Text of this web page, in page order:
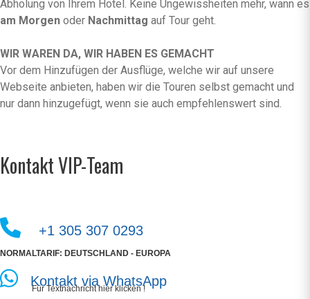
Abholung von Ihrem Hotel. Keine Ungewissheiten mehr, wann es
am Morgen oder Nachmittag auf Tour geht.
WIR WAREN DA, WIR HABEN ES GEMACHT
Vor dem Hinzufügen der Ausflüge, welche wir auf unsere
Webseite anbieten, haben wir die Touren selbst gemacht und
nur dann hinzugefügt, wenn sie auch empfehlenswert sind.
Kontakt VIP-Team
+1 305 307 0293
NORMALTARIF: DEUTSCHLAND - EUROPA
Kontakt via WhatsApp
Für Textnachricht hier klicken !